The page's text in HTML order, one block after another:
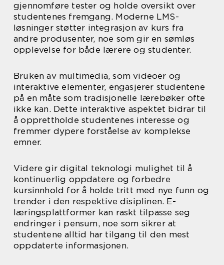
gjennomføre tester og holde oversikt over
studentenes fremgang. Moderne LMS-
løsninger støtter integrasjon av kurs fra
andre produsenter, noe som gir en sømløs
opplevelse for både lærere og studenter.
Bruken av multimedia, som videoer og
interaktive elementer, engasjerer studentene
på en måte som tradisjonelle lærebøker ofte
ikke kan. Dette interaktive aspektet bidrar til
å opprettholde studentenes interesse og
fremmer dypere forståelse av komplekse
emner.
Videre gir digital teknologi mulighet til å
kontinuerlig oppdatere og forbedre
kursinnhold for å holde tritt med nye funn og
trender i den respektive disiplinen. E-
læringsplattformer kan raskt tilpasse seg
endringer i pensum, noe som sikrer at
studentene alltid har tilgang til den mest
oppdaterte informasjonen.